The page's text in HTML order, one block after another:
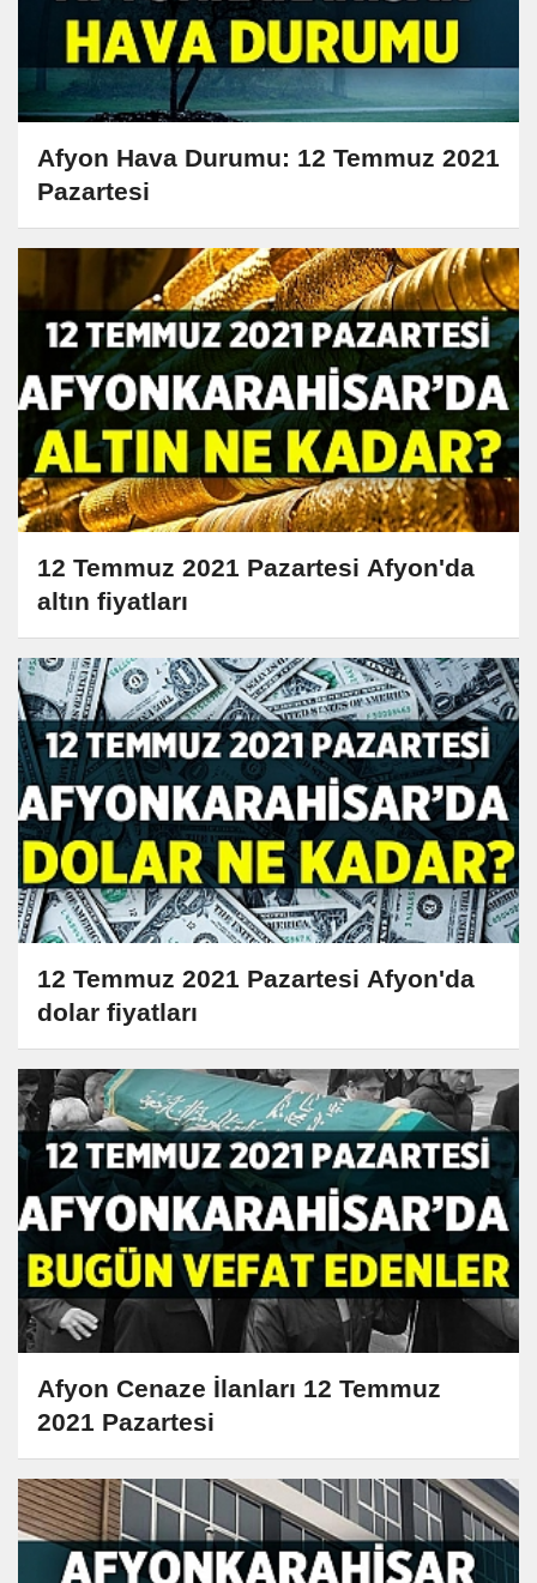
Afyon Hava Durumu: 12 Temmuz 2021
Pazartesi
12 Temmuz 2021 Pazartesi Afyon'da
altın fiyatları
12 Temmuz 2021 Pazartesi Afyon'da
dolar fiyatları
Afyon Cenaze İlanları 12 Temmuz
2021 Pazartesi